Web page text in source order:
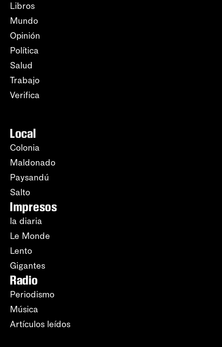
Libros
Mundo
Opinión
Política
Salud
Trabajo
Verifica
Local
Colonia
Maldonado
Paysandú
Salto
Impresos
la diaria
Le Monde
Lento
Gigantes
Radio
Periodismo
Música
Artículos leídos